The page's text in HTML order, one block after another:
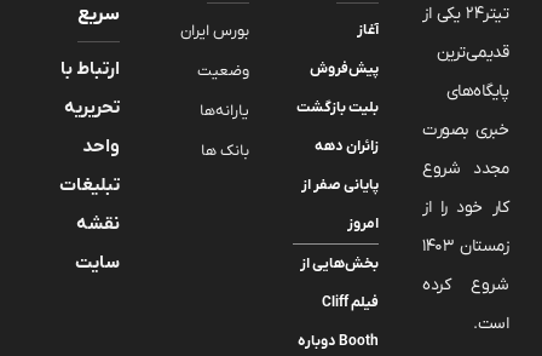
تیتر24 یکی از
قدیمی‌ترین
پایگاه‌های
خبری بصورت
مجدد شروع
کار خود را از
زمستان 1403
شروع کرده
است.
آغاز
پیش‌فروش
بلیت بازگشت
زائران دهه
پایانی صفر از
امروز
بخش‌هایی از
فیلم Cliff
Booth دوباره
بورس ایران
وضعیت
یارانه‌ها
بانک ها
سریع
ارتباط با
تحریریه
واحد
تبلیغات
نقشه
سایت